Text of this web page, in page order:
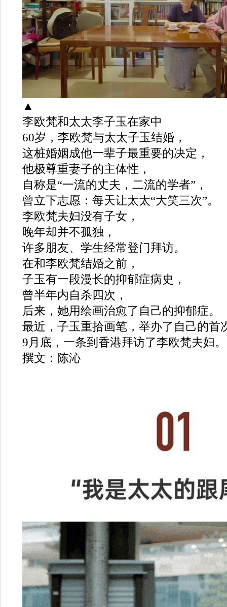
▲
李欧梵和太太李子玉在家中
60岁，李欧梵与太太子玉结婚，
这桩婚姻成他一辈子最重要的决定，
他极尊重妻子的主体性，
自称是“一流的丈夫，二流的学者”，
曾立下志愿：每天让太太“大笑三次”。
李欧梵夫妇没有子女，
晚年却并不孤独，
许多朋友、学生经常登门拜访。
在和李欧梵结婚之前，
子玉有一段漫长的抑郁症病史，
曾半年内自杀四次，
后来，她用绘画治愈了自己的抑郁症。
最近，子玉重拾画笔，举办了自己的首
9月底，一条到香港拜访了李欧梵夫妇。
撰文：陈沁